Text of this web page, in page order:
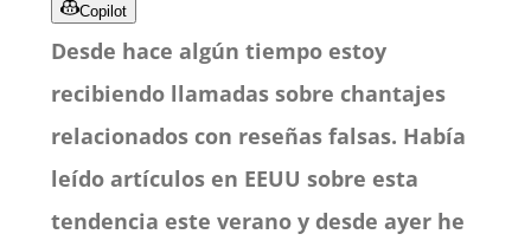
Copilot
Desde hace algún tiempo estoy
recibiendo llamadas sobre chantajes
relacionados con reseñas falsas. Había
leído artículos en EEUU sobre esta
tendencia este verano y desde ayer he